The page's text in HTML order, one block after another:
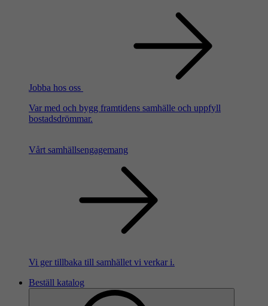
Jobba hos oss
Var med och bygg framtidens samhälle och uppfyll
bostadsdrömmar.
Vårt samhällsengagemang
Vi ger tillbaka till samhället vi verkar i.
Beställ katalog